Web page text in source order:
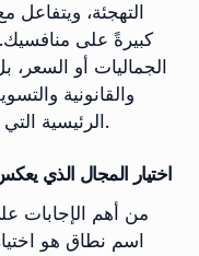
التهجئة،
كبيرةً على
الجماليات أو السعر،
والقانونية
الرئيسية التي يجب مراعاتها عند شراء اسم نطاق.
اختيار المجال الذي
من أهم الإجابات
اسم نطاق هو